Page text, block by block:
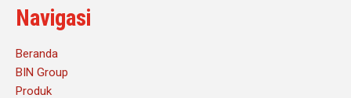
Navigasi
Beranda
BIN Group
Produk